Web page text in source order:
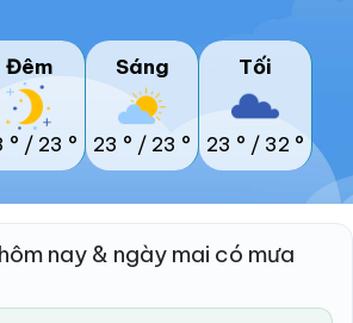
Đêm
° / 23 °
Sáng
23 ° / 23 °
Tối
23 ° / 32 °
nay & ngày mai có mưa